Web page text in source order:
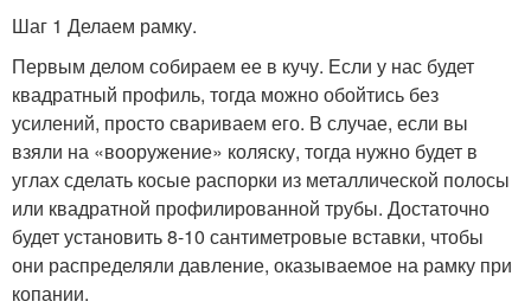
Шаг 1 Делаем рамку.
Первым делом собираем ее в кучу. Если у нас будет
квадратный профиль, тогда можно обойтись без
усилений, просто свариваем его. В случае, если вы
взяли на «вооружение» коляску, тогда нужно будет в
углах сделать косые распорки из металлической полосы
или квадратной профилированной трубы. Достаточно
будет установить 8-10 сантиметровые вставки, чтобы
они распределяли давление, оказываемое на рамку при
копании.